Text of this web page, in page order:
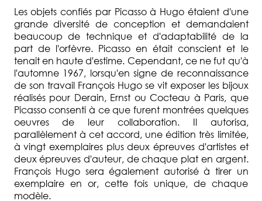
Les objets confiés par Picasso à Hugo étaient d'une
grande diversité de conception et demandaient
beaucoup de technique et d'adaptabilité de la
part de l'orfèvre. Picasso en était conscient et le
tenait en haute d'estime. Cependant, ce ne fut qu'à
l'automne 1967, lorsqu'en signe de reconnaissance
de son travail François Hugo se vit exposer les bijoux
réalisés pour Derain, Ernst ou Cocteau à Paris, que
Picasso consenti à ce que furent montrées quelques
oeuvres de leur collaboration. Il autorisa,
parallèlement à cet accord, une édition très limitée,
à vingt exemplaires plus deux épreuves d'artistes et
deux épreuves d'auteur, de chaque plat en argent.
François Hugo sera également autorisé à tirer un
exemplaire en or, cette fois unique, de chaque
modèle.